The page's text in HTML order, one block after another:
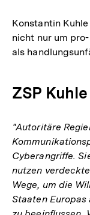
Konstantin
nicht nur um
als
ZSP Kuhle
"Autoritäre
Cyberangriffe.
nutzen
Wege, um die
Staaten Europas